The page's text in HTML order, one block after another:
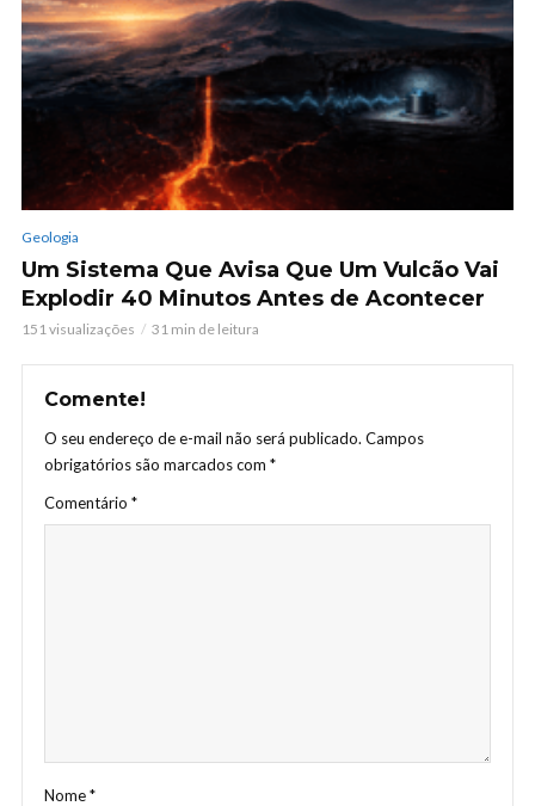
Geologia
Um Sistema Que Avisa Que Um Vulcão Vai
Explodir 40 Minutos Antes de Acontecer
151 visualizações 31 min de leitura
Comente!
O seu endereço de e-mail não será publicado. Campos
obrigatórios são marcados com *
Comentário *
Nome*